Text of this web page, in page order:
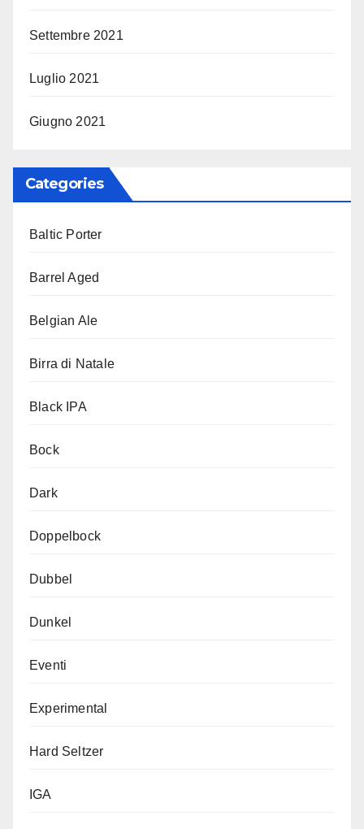
Settembre 2021
Luglio 2021
Giugno 2021
Categories
Baltic Porter
Barrel Aged
Belgian Ale
Birra di Natale
Black IPA
Bock
Dark
Doppelbock
Dubbel
Dunkel
Eventi
Experimental
Hard Seltzer
IGA